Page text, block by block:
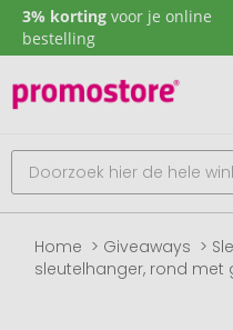
3% korting voor je online
bestelling
Home Giveaways
sleutelhanger, rond met